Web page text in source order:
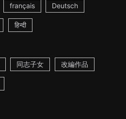
français Deutsch
हिन्दी
同志子女 改編作品